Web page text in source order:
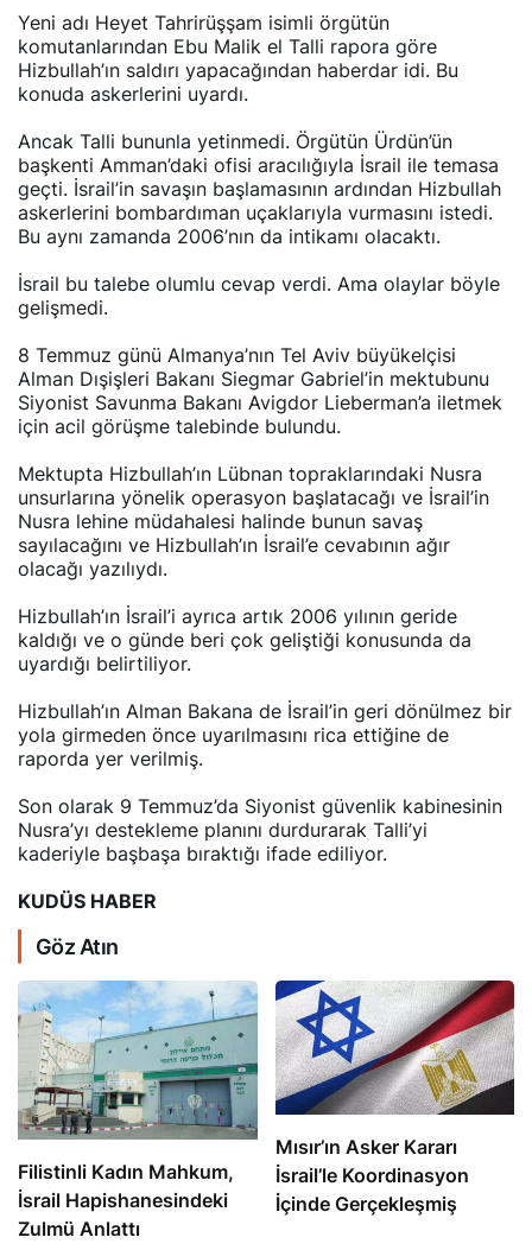
Yeni adı Heyet Tahrirüşşam isimli örgütün
komutanlarından Ebu Malik el Talli rapora göre
Hizbullah’ın saldırı yapacağından haberdar idi. Bu
konuda askerlerini uyardı.
Ancak Talli bununla yetinmedi. Örgütün Ürdün’ün
başkenti Amman’daki ofisi aracılığıyla İsrail ile temasa
geçti. İsrail’in savaşın başlamasının ardından Hizbullah
askerlerini bombardıman uçaklarıyla vurmasını istedi.
Bu aynı zamanda 2006’nın da intikamı olacaktı.
İsrail bu talebe olumlu cevap verdi. Ama olaylar böyle
gelişmedi.
8 Temmuz günü Almanya’nın Tel Aviv büyükelçisi
Alman Dışişleri Bakanı Siegmar Gabriel’in mektubunu
Siyonist Savunma Bakanı Avigdor Lieberman’a iletmek
için acil görüşme talebinde bulundu.
Mektupta Hizbullah’ın Lübnan topraklarındaki Nusra
unsurlarına yönelik operasyon başlatacağı ve İsrail’in
Nusra lehine müdahalesi halinde bunun savaş
sayılacağını ve Hizbullah’ın İsrail’e cevabının ağır
olacağı yazılıydı.
Hizbullah’ın İsrail’i ayrıca artık 2006 yılının geride
kaldığı ve o günde beri çok geliştiği konusunda da
uyardığı belirtiliyor.
Hizbullah’ın Alman Bakana de İsrail’in geri dönülmez bir
yola girmeden önce uyarılmasını rica ettiğine de
raporda yer verilmiş.
Son olarak 9 Temmuz’da Siyonist güvenlik kabinesinin
Nusra’yı destekleme planını durdurarak Talli’yi
kaderiyle başbaşa bıraktığı ifade ediliyor.
KUDÜS HABER
Göz Atın
Filistinli Kadın Mahkum,
İsrail Hapishanesindeki
Zulmü Anlattı
Mısır’ın Asker Kararı
İsrail’le Koordinasyon
İçinde Gerçekleşmiş